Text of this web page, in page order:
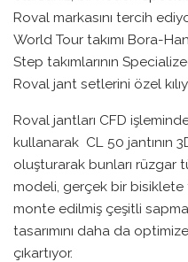
Roval markasını tercih
World Tour takımı Bora-
Step takımlarının
Roval jant setlerini özel
Roval jantları CFD
kullanarak CL 50 jantının
oluşturarak bunları rüzgar
modeli, gerçek bir bisiklete
monte edilmiş çeşitli sapma
tasarımını daha da
çıkartıyor.